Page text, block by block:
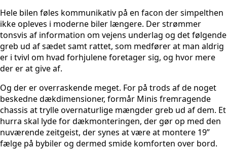
Hele bilen føles kommunikativ på en facon der simpelthen
ikke opleves i moderne biler længere. Der strømmer
tonsvis af information om vejens underlag og det følgende
greb ud af sædet samt rattet, som medfører at man aldrig
er i tvivl om hvad forhjulene foretager sig, og hvor mere
der er at give af.
Og der er overraskende meget. For på trods af de noget
beskedne dækdimensioner, formår Minis fremragende
chassis at trylle overnaturlige mængder greb ud af dem. Et
hurra skal lyde for dækmonteringen, der gør op med den
nuværende zeitgeist, der synes at være at montere 19”
fælge på bybiler og dermed smide komforten over bord.